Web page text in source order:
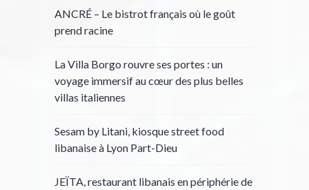
ANCRÉ – Le bistrot français où le goût
prend racine
La Villa Borgo rouvre ses portes : un
voyage immersif au cœur des plus belles
villas italiennes
Sesam by Litani, kiosque street food
libanaise à Lyon Part-Dieu
JEÏTA, restaurant libanais en périphérie de